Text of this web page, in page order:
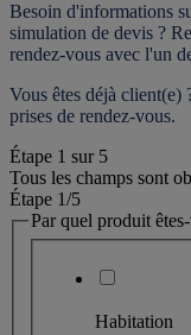
Besoin d'informations
simulation de devis ?
rendez-vous avec l'un
Vous êtes déjà
prises de rendez-vous.
Étape 1 sur 5
Tous les champs sont
Étape 1/5
Par quel produit
Habitation